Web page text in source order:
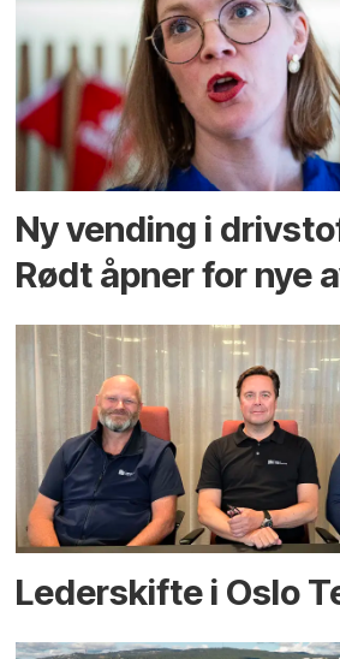
Ny vending i
Rødt åpner for nye
Lederskifte i Oslo